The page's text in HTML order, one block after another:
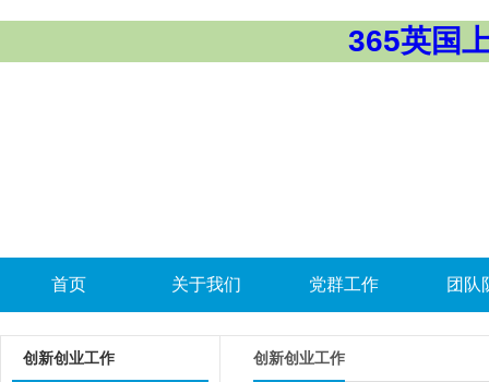
365英国
首页 关于我们 党群工作 团队
创新创业工作 创新创业工作